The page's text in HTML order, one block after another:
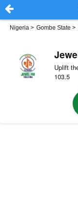
Nigeria > Gombe State >
Uplift
103.5